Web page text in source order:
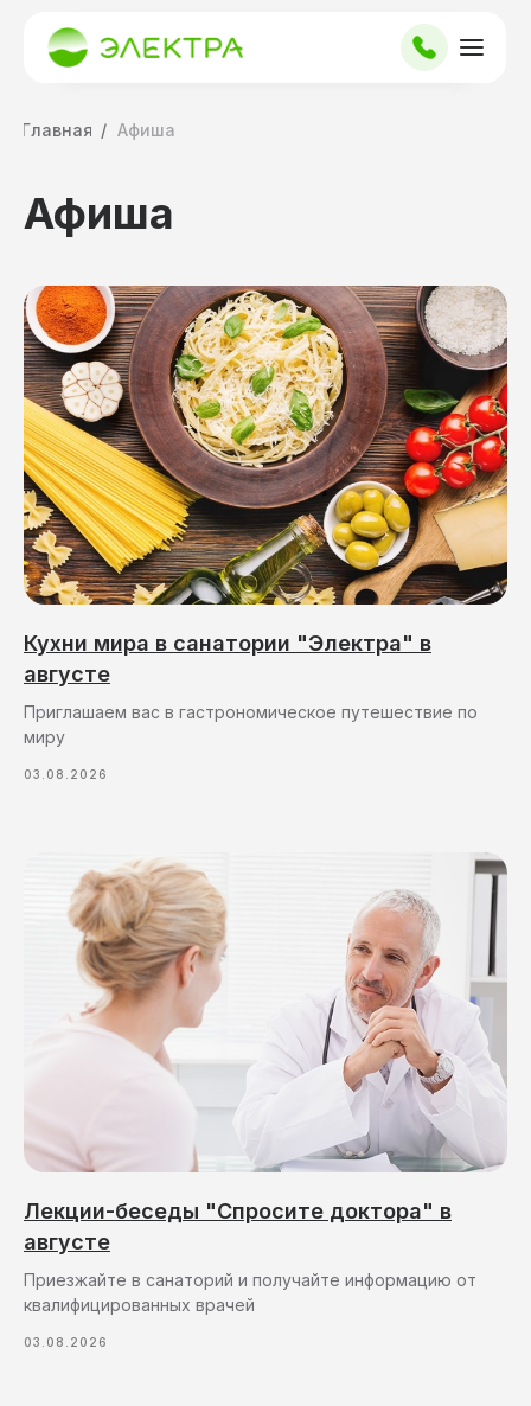
Афиша
Главная / Афиша
Кухни мира в санатории "Электра" в
августе
Приглашаем вас в гастрономическое путешествие по
миру
03.08.2026
Лекции-беседы "Спросите доктора" в
августе
Приезжайте в санаторий и получайте информацию от
квалифицированных врачей
03.08.2026